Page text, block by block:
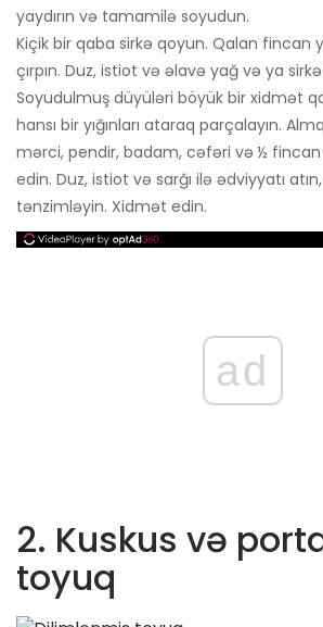
yaydırın və tamamilə soyudun.
Kiçik bir qaba sirkə qoyun. Qalan fincan
çırpın. Duz, istiot və əlavə yağ və ya sirkə
Soyudulmuş düyüləri böyük bir xidmət
hansı bir yığınları ataraq parçalayın.
mərci, pendir, badam, cəfəri və ½
edin. Duz, istiot və sarğı ilə ədviyyatı
tənzimləyin. Xidmət edin.
ad
2. Kuskus və
toyuq